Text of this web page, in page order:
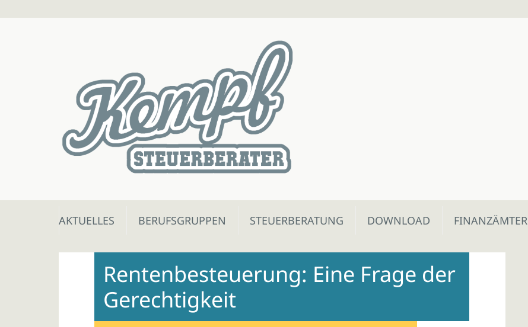
Skip
AKTUELLES BERUFSGRUPPEN STEUERBERATUNG DOWNLOAD FINANZÄMTER
Rentenbesteuerung: Eine Frage der
Gerechtigkeit